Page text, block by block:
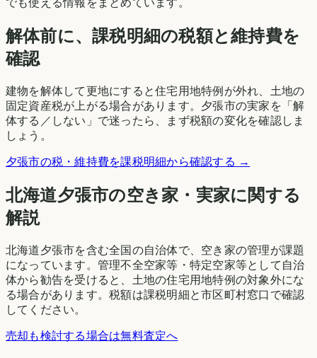
解体前に、課税明細の税額と維持費を
確認
建物を解体して更地にすると住宅用地特例が外れ、土地の
固定資産税が上がる場合があります。 夕張市の実家を「解
体する／しない」で迷ったら、まず税額の変化を確認しま
しょう。
夕張市の税・維持費を課税明細から確認する →
北海道夕張市の空き家・実家に関する
解説
北海道夕張市を含む全国の自治体で、空き家の管理が課題
になっています。管理不全空家等・特定空家等として自治
体から勧告を受けると、土地の住宅用地特例の対象外にな
る場合があります。税額は課税明細と市区町村窓口で確認
してください。
売却も検討する場合は無料査定へ